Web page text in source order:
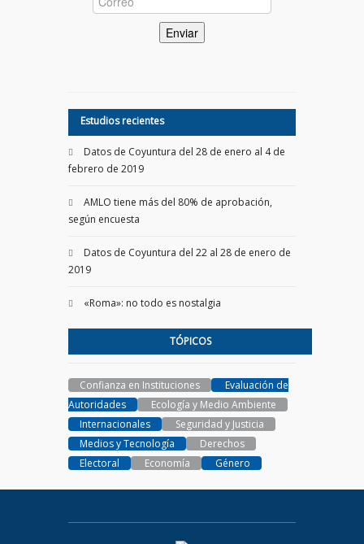
Estudios recientes
Datos de Coyuntura del 28 de enero al 4 de
febrero de 2019
AMLO tiene más del 80% de aprobación,
según encuesta
Datos de Coyuntura del 22 al 28 de enero de
2019
«Roma»: no todo es nostalgia
TÓPICOS
Confianza en Instituciones
Evaluación de
Autoridades
Ecología y Medio Ambiente
Internacionales
Seguridad y Justicia
Medios y Tecnología
Derechos
Electoral
Economía Género